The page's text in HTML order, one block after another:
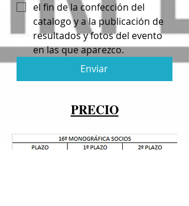
el fin de la confección del
catalogo y a la publicación de
resultados y fotos del evento
en las que aparezco.
Enviar
PRECIO